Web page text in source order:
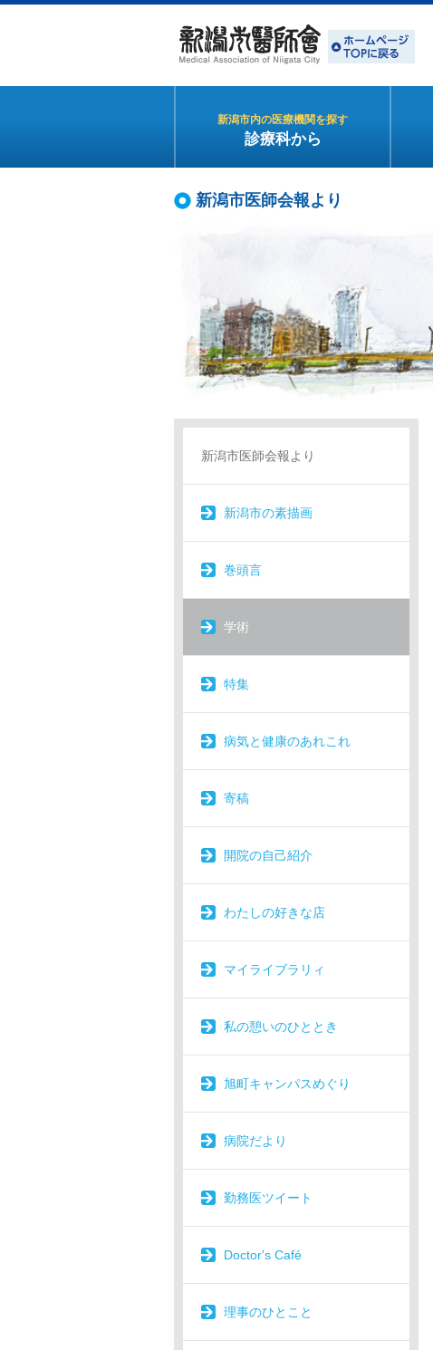
新潟市内の医療機関を探す
診療科から
新潟市医師会報より
新潟市医師会報より
新潟市の素描画
巻頭言
学術
特集
病気と健康のあれこれ
寄稿
開院の自己紹介
わたしの好きな店
マイライブラリィ
私の憩いのひととき
旭町キャンパスめぐり
病院だより
勤務医ツイート
Doctor's Café
理事のひとこと